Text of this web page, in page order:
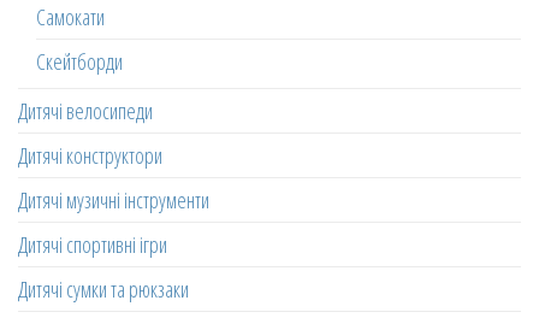
Самокати
Скейтборди
Дитячі велосипеди
Дитячі конструктори
Дитячі музичні інструменти
Дитячі спортивні ігри
Дитячі сумки та рюкзаки